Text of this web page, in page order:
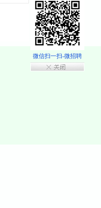
微信扫一扫-微招聘